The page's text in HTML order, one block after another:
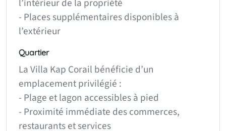
l’intérieur de la propriété
- Places supplémentaires disponibles à
l’extérieur
Quartier
La Villa Kap Corail bénéficie d’un
emplacement privilégié :
- Plage et lagon accessibles à pied
- Proximité immédiate des commerces,
restaurants et services